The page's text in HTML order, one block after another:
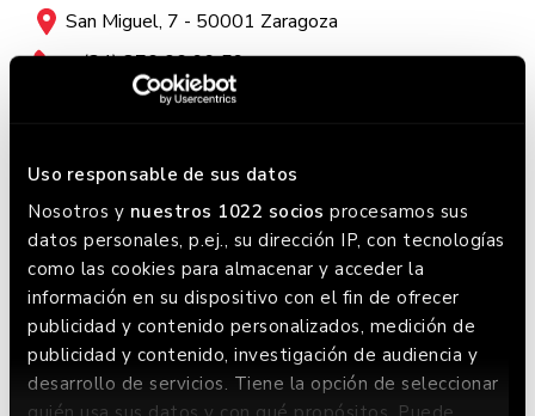
Uso responsable de sus datos
Nosotros y nuestros 1022 socios procesamos sus
datos personales, p.ej., su dirección IP, con tecnologías
como las cookies para almacenar y acceder la
información en su dispositivo con el fin de ofrecer
publicidad y contenido personalizados, medición de
publicidad y contenido, investigación de audiencia y
desarrollo de servicios. Tiene la opción de seleccionar
San Miguel, 7 - 50001 Zaragoza
+ (34) 876 06 99 59
Dilluns a Diumenge:
Lunes a miércoles: 12:00 - 23:30 / Jueves a domingo:
12:00 - 0:00. Este horario puede variar, chequea en
Google donde siempre lo tenemos actualizado.